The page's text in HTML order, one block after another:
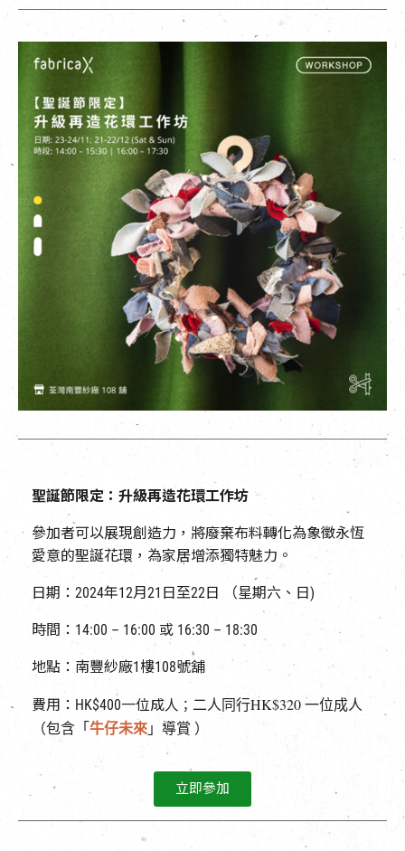
聖誕節限定：升級再造花環工作坊
參加者可以展現創造力，將廢棄布料轉化為象徵永恆
愛意的聖誕花環，為家居增添獨特魅力。
日期：2024年12月21日至22日 （星期六、日)
時間：14:00 – 16:00 或 16:30 – 18:30
地點：南豐紗廠1樓108號舖
費用：HK$400一位成人 ； 二人同行HK$320一位成人
（包含「牛仔未來」導賞 ）
立即參加